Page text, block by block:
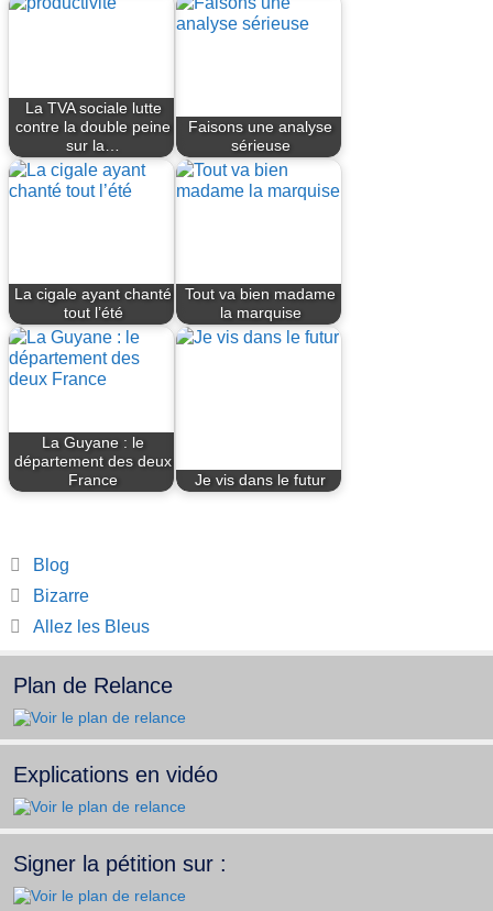
La TVA sociale lutte
contre la double peine
sur la…
Faisons une analyse
sérieuse
La cigale ayant chanté
tout l’été
Tout va bien madame
la marquise
La Guyane : le
département des deux
France
Je vis dans le futur
Catégories
Blog
Bizarre
Allez les Bleus
Plan de Relance
Explications en vidéo
Signer la pétition sur :